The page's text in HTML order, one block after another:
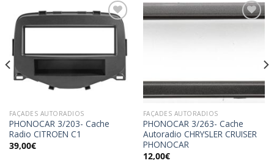
à la
FAÇADES AUTORADIOS
PHONOCAR 3/203- Cache
Radio CITROEN C1
39,00€
FAÇADES AUTORADIOS
PHONOCAR 3/263- Cache
Autoradio CHRYSLER CRUISER
PHONOCAR
12,00€